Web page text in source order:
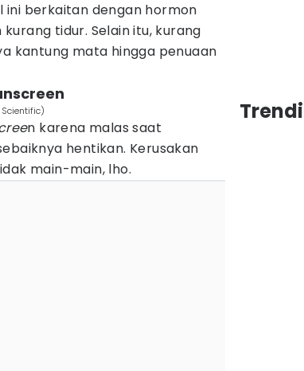
ini berkaitan dengan hormon
tidur. Selain itu, kurang
kantung mata hingga penuaan
n karena malas saat
hentikan. Kerusakan
main-main, lho.